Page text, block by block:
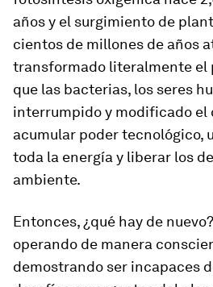
años y el surgimiento de
cientos de millones de años
transformado literalmente el
que las bacterias, los seres
interrumpido y modificado el
acumular poder tecnológico,
toda la energía y liberar los
ambiente.
Entonces, ¿qué hay de
operando de manera
demostrando ser incapaces